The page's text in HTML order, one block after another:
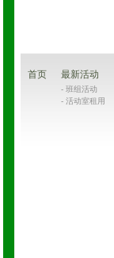
首页 最新活动
- 班组活动
- 活动室租用